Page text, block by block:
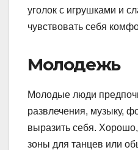
уголок с игрушками и
чувствовать себя
Молодежь
Молодые люди
развлечения, музыку,
выразить себя.
зоны для танцев или